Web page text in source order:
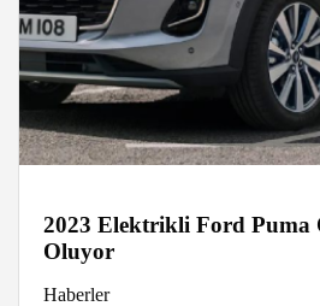
2023 Elektrikli Ford Puma
Oluyor
Haberler